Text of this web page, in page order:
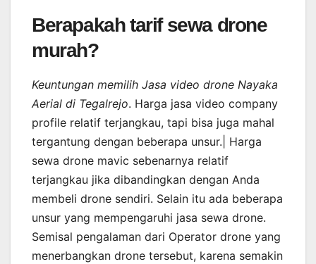
Berapakah tarif sewa drone
murah?
Keuntungan memilih Jasa video drone Nayaka
Aerial di Tegalrejo. Harga jasa video company
profile relatif terjangkau, tapi bisa juga mahal
tergantung dengan beberapa unsur.| Harga
sewa drone mavic sebenarnya relatif
terjangkau jika dibandingkan dengan Anda
membeli drone sendiri. Selain itu ada beberapa
unsur yang mempengaruhi jasa sewa drone.
Semisal pengalaman dari Operator drone yang
menerbangkan drone tersebut, karena semakin